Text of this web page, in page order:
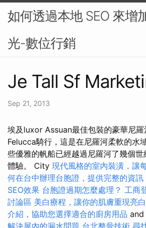
如何透過本地 SEO 來增
光-數位行銷
Je Tall Sf
Sep 21, 2013
埃及luxor Assuan最佳包裝的豪華尼
Felucca騎行，這是在尼羅河柔軟的水
些優雅的帆船已經越過尼羅河了幾個
體驗。 City 現代風格的室內裝潢，讓
何在台中辦理台胞證，提供完整的資訊
SEO效果 台胞證過期怎麼處理？ 工商
討論區 美白療程，讓你的肌膚重現亮
介紹，協助您選擇適合的廚房用品 and
解決屋內的漏水問題 台北整骨技術 尋